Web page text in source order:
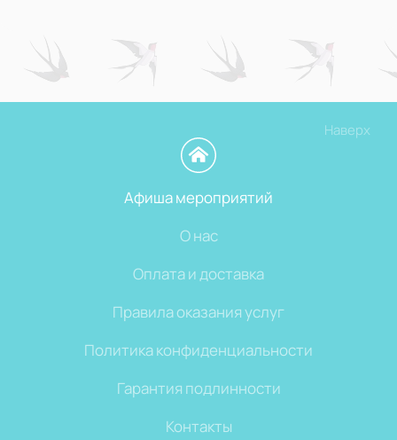
Наверх
Афиша мероприятий
О нас
Оплата и доставка
Правила оказания услуг
Политика конфиденциальности
Гарантия подлинности
Контакты